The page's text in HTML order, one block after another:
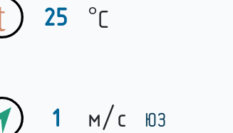
25 °C
1 м/c ЮЗ